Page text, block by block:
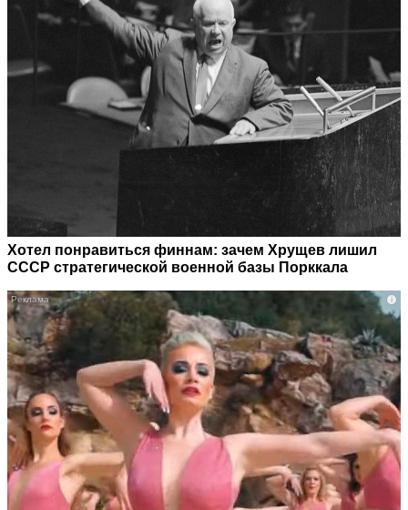
Хотел понравиться финнам: зачем Хрущев лишил
СССР стратегической военной базы Порккала
i